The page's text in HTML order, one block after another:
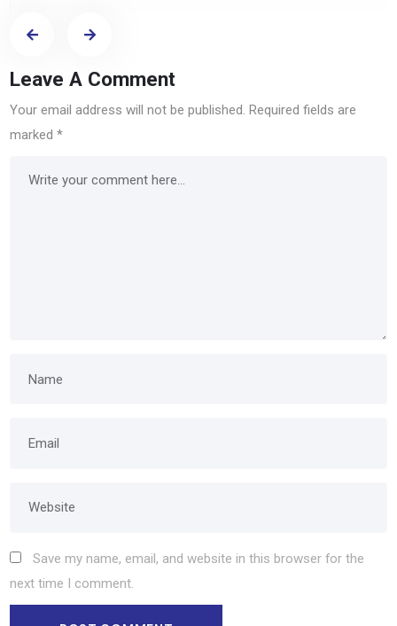
Leave A Comment
Your email address will not be published. Required fields are
marked*
Save my name, email, and website in this browser for the
next time I comment.